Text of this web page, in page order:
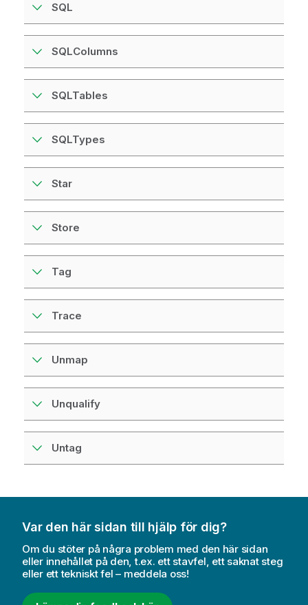
SQL
SQLColumns
SQLTables
SQLTypes
Star
Store
Tag
Trace
Unmap
Unqualify
Untag
Var den här sidan till hjälp för dig?
Om du stöter på några problem med den här sidan
eller innehållet på den, t.ex. ett stavfel, ett saknat steg
eller ett tekniskt fel – meddela oss!